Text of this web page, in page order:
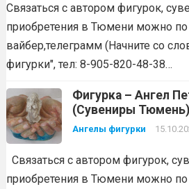
Связаться с автором фигурок,
приобретения в Тюмени можно по
вайбер,телеграмм (Начните со
фигурки", тел: 8-905-820-48-38…
Фигурка – Ангел
(Сувениры Тюмень)
Ангелы фигурки
Связаться с автором фигурок,
приобретения в Тюмени можно по